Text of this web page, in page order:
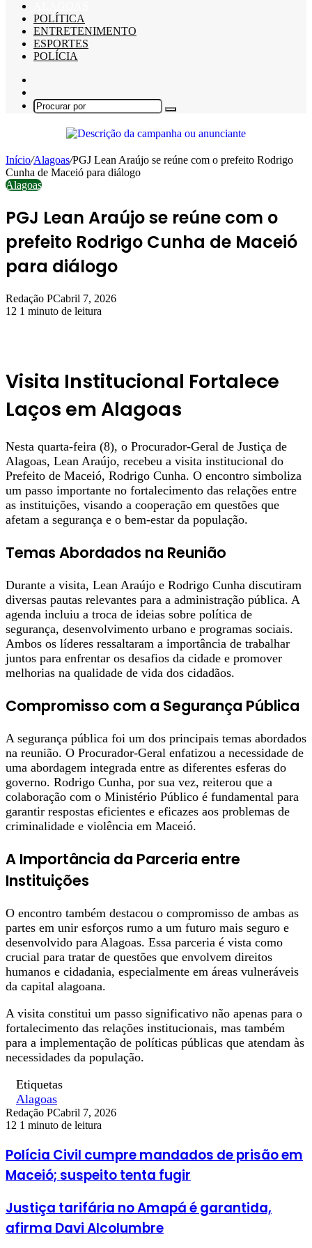
POLÍTICA
ENTRETENIMENTO
ESPORTES
POLÍCIA
skin
Procurar
Início/Alagoas/PGJ Lean Araújo se reúne com o prefeito Rodrigo
Cunha de Maceió para diálogo
Alagoas
PGJ Lean Araújo se reúne com o
prefeito Rodrigo Cunha de Maceió
para diálogo
Redação PCabril 7, 2026
12 1 minuto de leitura
Visita Institucional Fortalece
Laços em Alagoas
Nesta quarta-feira (8), o Procurador-Geral de Justiça de
Alagoas, Lean Araújo, recebeu a visita institucional do
Prefeito de Maceió, Rodrigo Cunha. O encontro simboliza
um passo importante no fortalecimento das relações entre
as instituições, visando a cooperação em questões que
afetam a segurança e o bem-estar da população.
Temas Abordados na Reunião
Durante a visita, Lean Araújo e Rodrigo Cunha discutiram
diversas pautas relevantes para a administração pública. A
agenda incluiu a troca de ideias sobre política de
segurança, desenvolvimento urbano e programas sociais.
Ambos os líderes ressaltaram a importância de trabalhar
juntos para enfrentar os desafios da cidade e promover
melhorias na qualidade de vida dos cidadãos.
Compromisso com a Segurança Pública
A segurança pública foi um dos principais temas abordados
na reunião. O Procurador-Geral enfatizou a necessidade de
uma abordagem integrada entre as diferentes esferas do
governo. Rodrigo Cunha, por sua vez, reiterou que a
colaboração com o Ministério Público é fundamental para
garantir respostas eficientes e eficazes aos problemas de
criminalidade e violência em Maceió.
A Importância da Parceria entre
Instituições
O encontro também destacou o compromisso de ambas as
partes em unir esforços rumo a um futuro mais seguro e
desenvolvido para Alagoas. Essa parceria é vista como
crucial para tratar de questões que envolvem direitos
humanos e cidadania, especialmente em áreas vulneráveis
da capital alagoana.
A visita constitui um passo significativo não apenas para o
fortalecimento das relações institucionais, mas também
para a implementação de políticas públicas que atendam às
necessidades da população.
Etiquetas
Alagoas
Redação PCabril 7, 2026
12 1 minuto de leitura
Polícia Civil cumpre mandados de prisão em
Maceió; suspeito tenta fugir
Justiça tarifária no Amapá é garantida,
afirma Davi Alcolumbre